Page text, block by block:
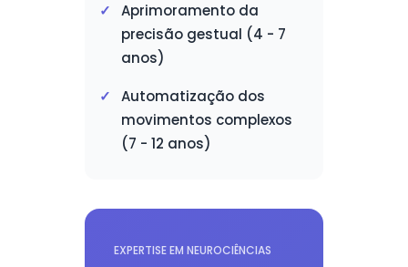
Aprimoramento da
precisão gestual (4 - 7
anos)
Automatização dos
movimentos complexos
(7 - 12 anos)
EXPERTISE EM NEUROCIÊNCIAS